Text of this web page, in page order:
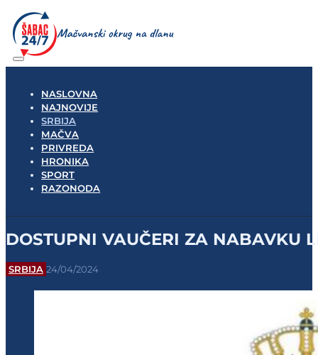
NASLOVNA
NAJNOVIJE
SRBIJA
MAČVA
PRIVREDA
HRONIKA
SPORT
RAZONODA
DOSTUPNI VAUČERI ZA NABAVKU
SRBIJA 24/04/2024